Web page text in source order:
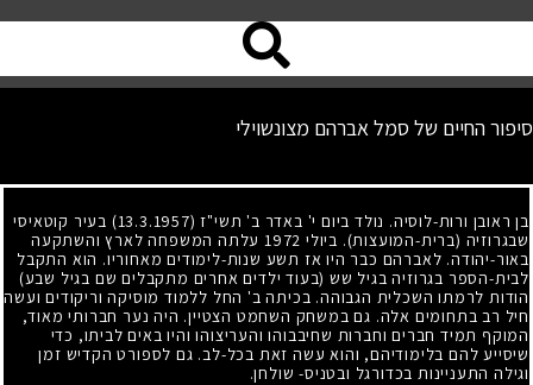
סיפור החיים של סמל אברהם מצונשוילי
בן ראובן ורות-לוסיה. נולד ביום י' באדר ב' תשי"ז (13.3.1957)
בעיר קוטאיסי
שבגרוזיה (ברית-המועצות). ביולי 1972 עלתה המשפחה לארץ והשתקעה
באור-יהודה. לאברהם כבר היו אז תשע שנות-לימודים מאחוריו. הוא התקבל
לבית-הספר בגרוזיה בגיל שש (בעוד ילדים אחרים מתקבלים שם בגיל שבע)
הודות לרמתו השכלית הגבוהה. בכיתה ב' החל ללמוד מוסיקה וריקודים ועשה
חיל רב בתחומים אלה. גם במשחק השחמט הצטיין. היה נער חברותי מאוד,
המוקף תמיד חברים וחברות שחיבבוהו והעריצוהו והיו באים לביתו, כדי
שיסייע להם בלימודיהם, והוא עשה זאת בכל-לב. גם לספורט הקדיש זמן
וגילה התעניינות בכדורגל ובטניס- שולחן.